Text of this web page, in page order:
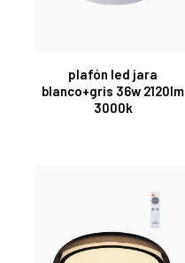
plafón led jara
blanco+gris 36w 2120lm
3000k